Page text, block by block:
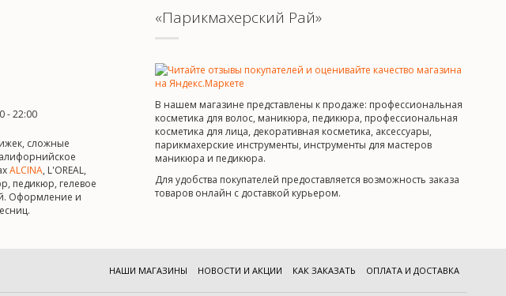
- 22:00
сложные
ALCINA, L'OREAL,
педикюр, гелевое
Оформление и
«Парикмахерский Рай»
В нашем магазине представлены к продаже: профессиональная
косметика для волос, маникюра, педикюра, профессиональная
косметика для лица, декоративная косметика, аксессуары,
парикмахерские инструменты, инструменты для мастеров
маникюра и педикюра.
Для удобства покупателей предоставляется возможность заказа
товаров онлайн с доставкой курьером.
НАШИ МАГАЗИНЫ НОВОСТИ И АКЦИИ КАК ЗАКАЗАТЬ ОПЛАТА И ДОСТАВКА